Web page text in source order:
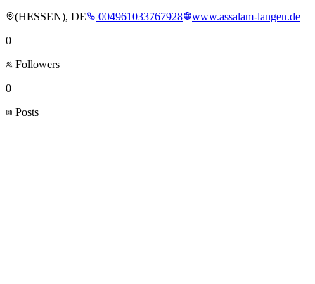
(HESSEN), DE
004961033767928
www.assalam-langen.de
0
Followers
0
Posts